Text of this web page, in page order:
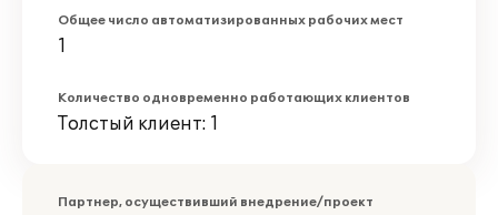
Общее число автоматизированных рабочих мест
1
Количество одновременно работающих клиентов
Толстый клиент: 1
Партнер, осуществивший внедрение/проект